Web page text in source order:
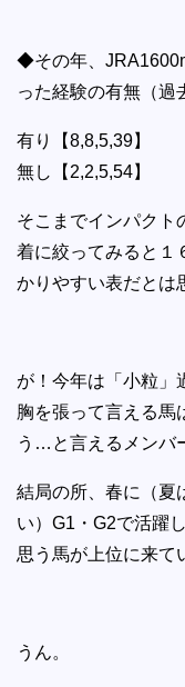
◆その年、
った経験の有無（過
有り【8,8,5,39】
無し【2,2,5,54】
そこまでインパクト
着に絞ってみると
かりやすい表だとは
が！今年は「小粒」
胸を張って言える馬
う…と言えるメンバ
結局の所、春に（夏
い）G1・G2で活躍
思う馬が上位に来て
うん。